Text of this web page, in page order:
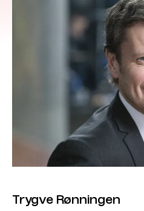
Trygve Rønningen